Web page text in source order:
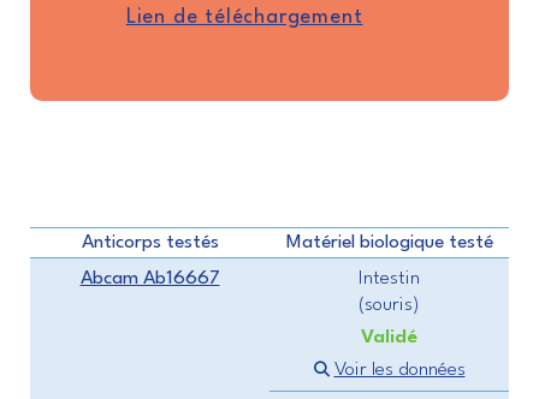
Lien de téléchargement
Anticorps testés
Matériel biologique testé
Abcam Ab16667
Intestin
(souris)
Validé
Voir les données